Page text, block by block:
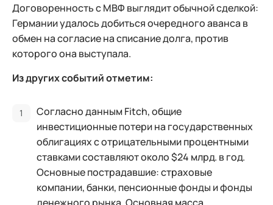
Договоренность с МВФ выглядит обычной сделкой:
Германии удалось добиться очередного аванса в
обмен на согласие на списание долга, против
которого она выступала.
Из других событий отметим:
Согласно данным Fitch, общие
инвестиционные потери на государственных
облигациях с отрицательными процентными
ставками составляют около $24 млрд. в год.
Основные пострадавшие: страховые
компании, банки, пенсионные фонды и фонды